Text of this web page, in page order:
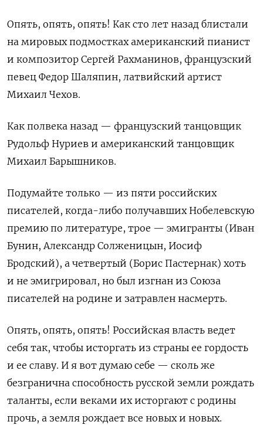
Опять, опять, опять! Как сто лет назад блистали
на мировых подмостках американский пианист
и композитор Сергей Рахманинов, французский
певец Федор Шаляпин, латвийский артист
Михаил Чехов.
Как полвека назад — французский танцовщик
Рудольф Нуриев и американский танцовщик
Михаил Барышников.
Подумайте только — из пяти российских
писателей, когда-либо получавших Нобелевскую
премию по литературе, трое — эмигранты (Иван
Бунин, Александр Солженицын, Иосиф
Бродский), а четвертый (Борис Пастернак) хоть
и не эмигрировал, но был изгнан из Союза
писателей на родине и затравлен насмерть.
Опять, опять, опять! Российская власть ведет
себя так, чтобы исторгать из страны ее гордость
и ее славу. И я вот думаю себе — сколь же
безгранична способность русской земли рождать
таланты, если веками их исторгают с родины
прочь, а земля рождает все новых и новых.